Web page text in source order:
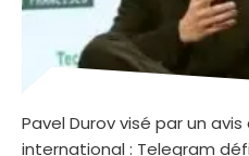
Pavel Durov visé par un
international : Telegram